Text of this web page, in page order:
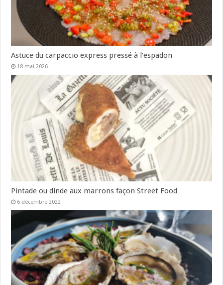
Astuce du carpaccio express pressé à l’espadon
18 mai 2026
Pintade ou dinde aux marrons façon Street Food
6 décembre 2022